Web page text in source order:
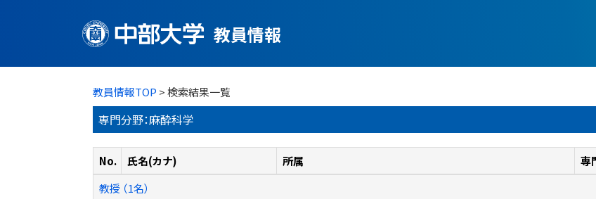
教員情報
教員情報TOP > 検索結果一覧
専門分野：麻酔科学
No. 氏名(カナ) 所属
専
教授 （1名）